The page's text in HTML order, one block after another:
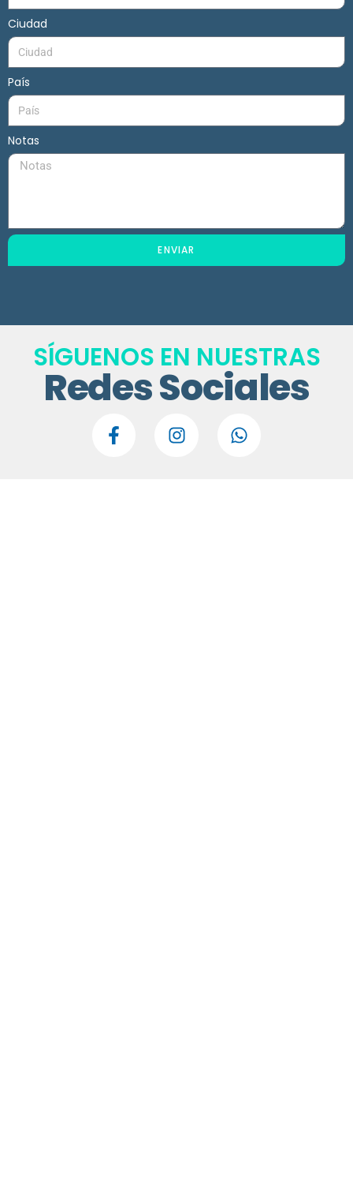
Ciudad
País
Notas
ENVIAR
SÍGUENOS EN NUESTRAS
Redes Sociales